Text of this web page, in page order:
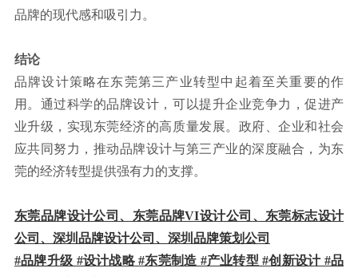
品牌的现代感和吸引力。
结论
品牌设计策略在东莞第三产业转型中起着至关重要的作
用。通过科学的品牌设计，可以提升企业竞争力，促进产
业升级，实现东莞经济的高质量发展。政府、企业和社会
应共同努力，推动品牌设计与第三产业的深度融合，为东
莞的经济转型提供强有力的支撑。
东莞品牌设计公司、东莞品牌VI设计公司、东莞标志设计
公司 、深圳品牌设计公司、深圳品牌策划公司
#品牌升级 #设计战略 #东莞制造 #产业转型 #创新设计 #品